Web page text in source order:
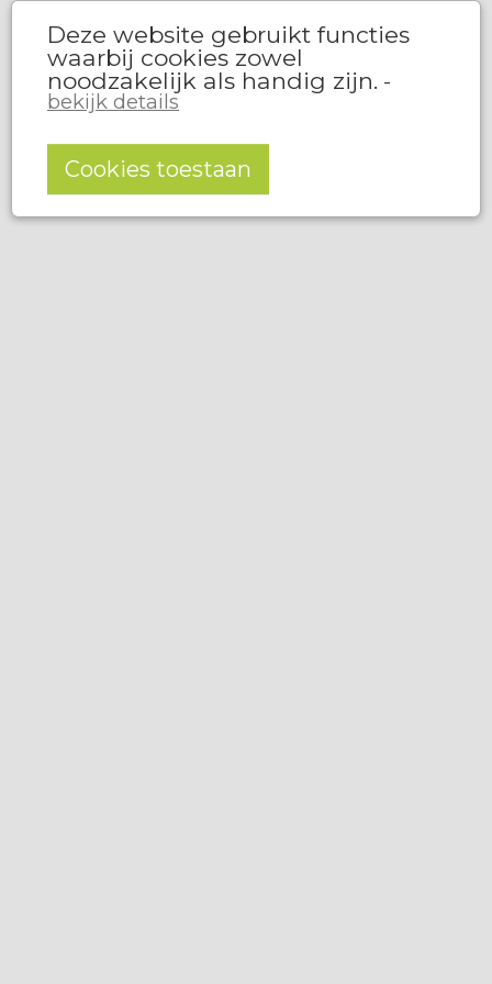
Deze website gebruikt functies
waarbij cookies zowel
noodzakelijk als handig zijn. -
bekijk details
Cookies toestaan